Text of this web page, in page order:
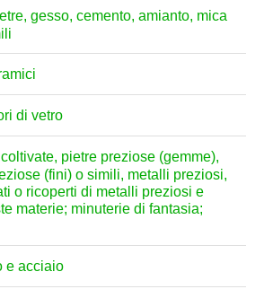
gesso, cemento, amianto, mica
di vetro
pietre preziose (gemme),
(fini) o simili, metalli preziosi,
o ricoperti di metalli preziosi e
materie; minuterie di fantasia;
e acciaio